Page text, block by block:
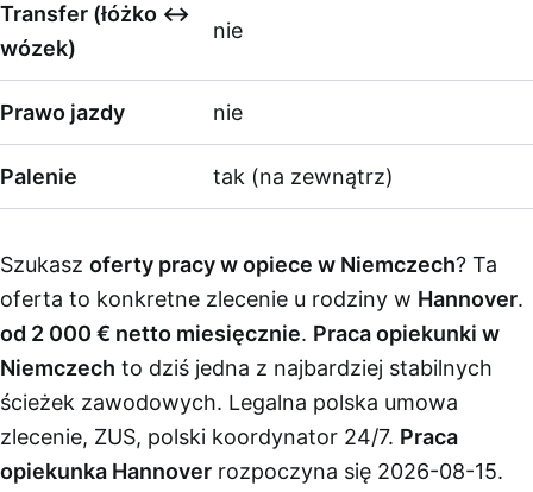
Transfer (łóżko ↔
wózek)
nie
Prawo jazdy nie
Palenie tak (na zewnątrz)
Szukasz oferty pracy w opiece w Niemczech? Ta
oferta to konkretne zlecenie u rodziny w Hannover.
od 2 000 € netto miesięcznie. Praca opiekunki w
Niemczech to dziś jedna z najbardziej stabilnych
ścieżek zawodowych. Legalna polska umowa
zlecenie, ZUS, polski koordynator 24/7. Praca
opiekunka Hannover rozpoczyna się 2026-08-15.